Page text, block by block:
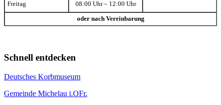
Freitag 08:00 Uhr – 12:00 Uhr
oder nach Vereinbarung
Schnell entdecken
Deutsches Korbmuseum
Gemeinde Michelau i.OFr.